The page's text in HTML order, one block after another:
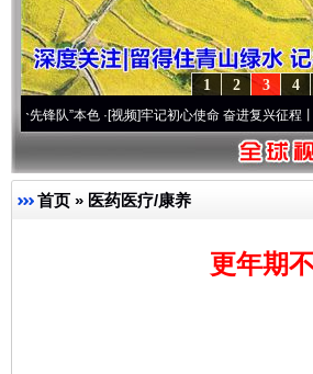
4
3
2
1
本色·[视频]牢记初心使命 奋进复兴征程丨宝塔山下
首页 » 医药医疗/康养
更年期